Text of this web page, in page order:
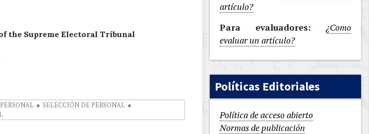
the Supreme Electoral Tribunal
SELECCIÓN DE PERSONAL
artículo?
Para evaluadores:
¿Como
evaluar un artículo?
Políticas Editoriales
Política de acceso abierto
Normas de publicación